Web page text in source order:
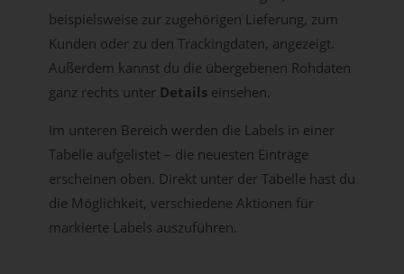
beispielsweise zur zugehörigen Lieferung, zum
Kunden oder zu den Trackingdaten, angezeigt.
Außerdem kannst du die übergebenen Rohdaten
ganz rechts unter Detailseinsehen.
Im unteren Bereich werden die Labels in einer
Tabelle aufgelistet – die neuesten Einträge
erscheinen oben. Direkt unter der Tabelle hast du
die Möglichkeit, verschiedene Aktionen für
markierte Labels auszuführen.